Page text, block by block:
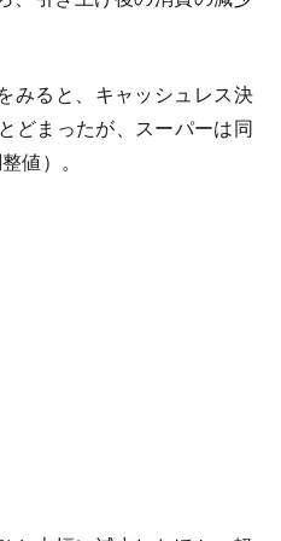
ると、キャッシュレス決
どまったが、スーパーは同
値）。